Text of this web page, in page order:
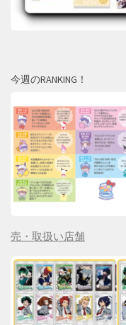
今週のRANKING！
売・取扱い店舗